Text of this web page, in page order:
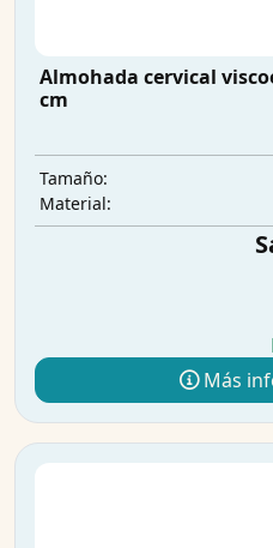
Almohada cervical
cm
Tamaño:
Material:
Más